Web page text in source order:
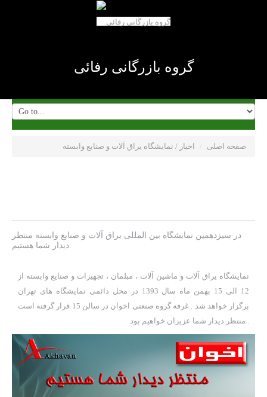
گروه بازرگانی رفائی
صفحه اصلی / اخبار / نمایشگاه یراق آلات و صنایع وابسته
در سیزدهمین نمایشگاه بین المللی یراق آلات و صنایع وابسته منتظر
دیدار شما هستیم.
نمایشگاه یراق آلات و ماشین آلات ، مبلمان ، تجهیزات و صنایع وابسته از
12 الی 15 بهمن ماه سال 1393 در محل دائمی نمایشگاه های تهران
برگزار خواهد شد . غرفه گروه صنعتی اخوان در سالن 15 قرار گرفته است
. منتظر دیدار شما عزیزان خواهیم بود